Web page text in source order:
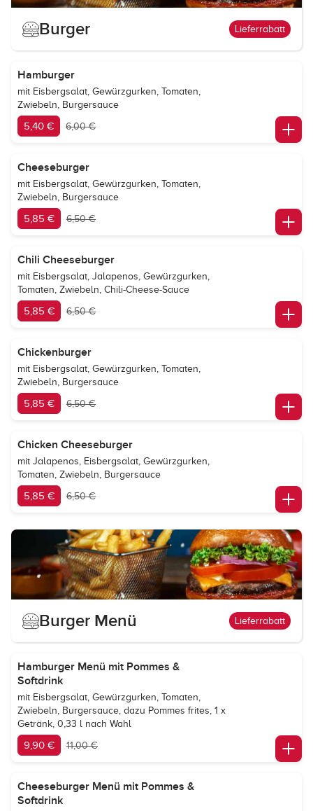
Burger Lieferrabatt
Hamburger
mit Eisbergsalat, Gewürzgurken, Tomaten,
Zwiebeln, Burgersauce
5,40 € 6,00 €
Cheeseburger
mit Eisbergsalat, Gewürzgurken, Tomaten,
Zwiebeln, Burgersauce
5,85 € 6,50 €
Chili Cheeseburger
mit Eisbergsalat, Jalapenos, Gewürzgurken,
Tomaten, Zwiebeln, Chili-Cheese-Sauce
5,85 € 6,50 €
Chickenburger
mit Eisbergsalat, Gewürzgurken, Tomaten,
Zwiebeln, Burgersauce
5,85 € 6,50 €
Chicken Cheeseburger
mit Jalapenos, Eisbergsalat, Gewürzgurken,
Tomaten, Zwiebeln, Burgersauce
5,85 € 6,50 €
Burger Menü Lieferrabatt
Hamburger Menü mit Pommes &
Softdrink
mit Eisbergsalat, Gewürzgurken, Tomaten,
Zwiebeln, Burgersauce, dazu Pommes frites, 1 x
Getränk, 0,33 l nach Wahl
9,90 € 11,00 €
Cheeseburger Menü mit Pommes &
Softdrink